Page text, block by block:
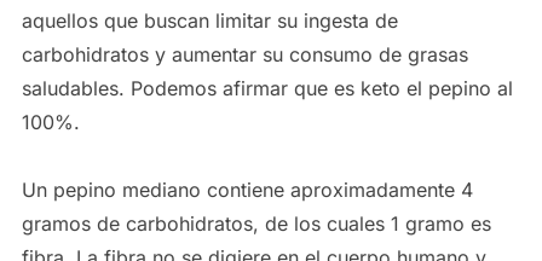
aquellos que buscan limitar su ingesta de
carbohidratos y aumentar su consumo de grasas
saludables. Podemos afirmar que es keto el pepino al
100%.
Un pepino mediano contiene aproximadamente 4
gramos de carbohidratos, de los cuales 1 gramo es